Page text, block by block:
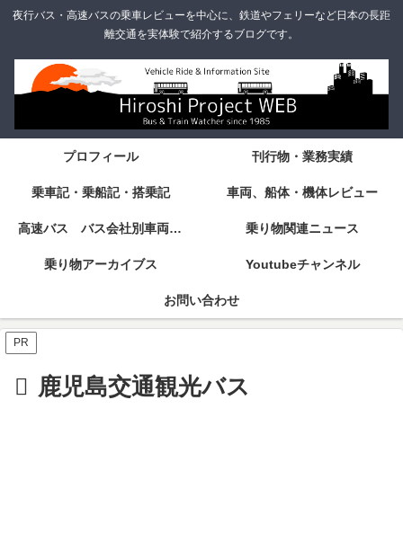
夜行バス・高速バスの乗車レビューを中心に、鉄道やフェリーなど日本の長距
離交通を実体験で紹介するブログです。
プロフィール 刊行物・業務実績
乗車記・乗船記・搭乗記 車両、船体・機体レビュー
高速バス バス会社別車両・設備・シート紹介 乗り物関連ニュース
乗り物アーカイブス Youtubeチャンネル
お問い合わせ
PR
鹿児島交通観光バス